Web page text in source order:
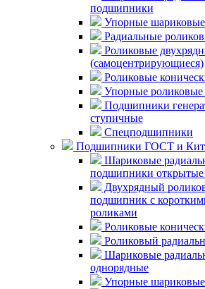
подшипники
Упорные
Радиальные
Роликовые
(самоцентрирующиеся)
Роликовые
Упорные
Подшипники
ступичные
Спецподшипники
Подшипники ГОСТ и
Шариковые
подшипники открытые
Двухрядный
подшипник с
роликами
Роликовые
Роликовый
Шариковые
однорядные
Упорные шариковые